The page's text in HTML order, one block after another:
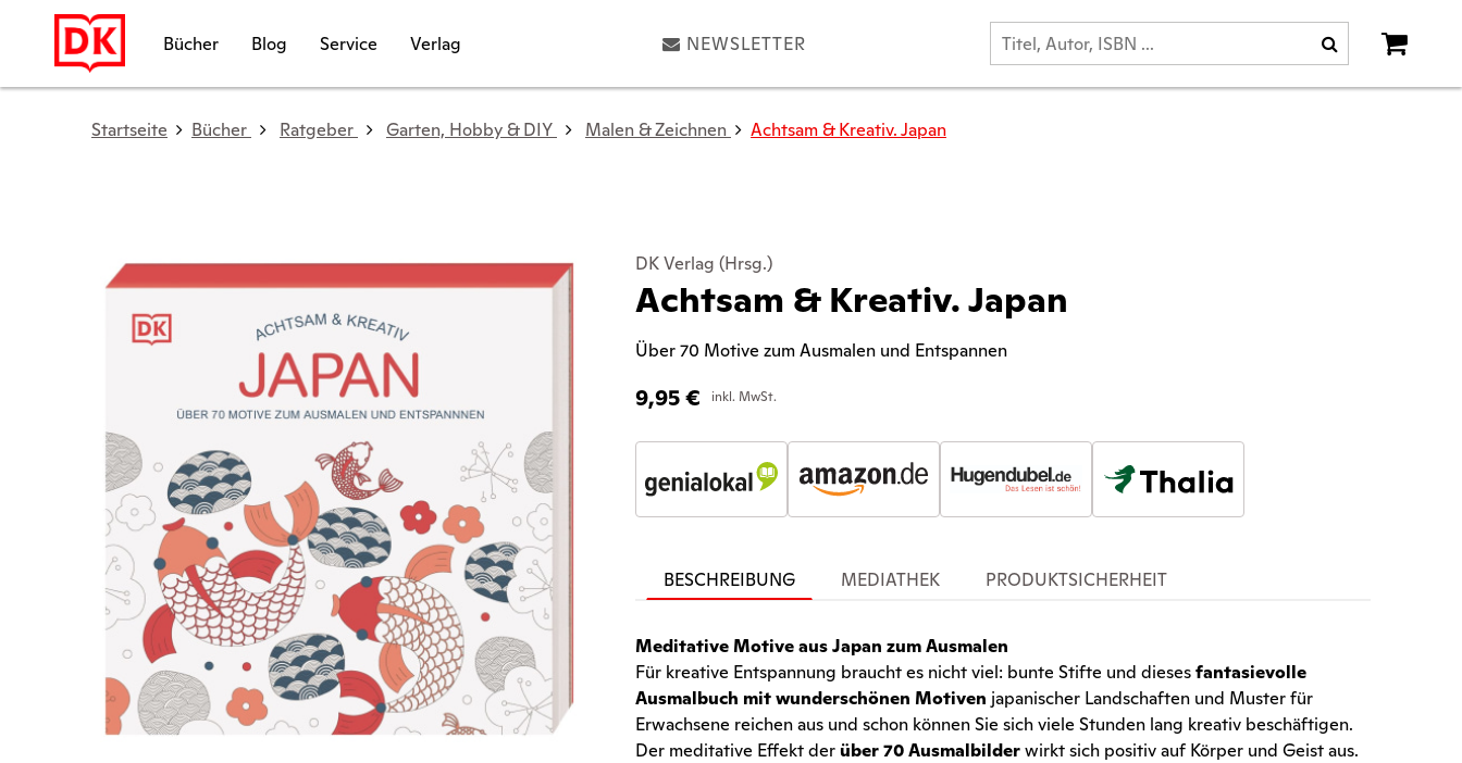
Bücher Blog Service Verlag NEWSLETTER
Startseite Bücher Ratgeber Garten, Hobby & DIY Malen & Zeichnen Achtsam & Kreativ. Japan
DK Verlag (Hrsg.)
Achtsam & Kreativ. Japan
Über 70 Motive zum Ausmalen und Entspannen
9,95€ inkl. MwSt.
BESCHREIBUNG MEDIATHEK PRODUKTSICHERHEIT
Meditative Motive aus Japan zum Ausmalen
Für kreative Entspannung braucht es nicht viel: bunte Stifte und diesesfantasievolle
Ausmalbuch mit wunderschönen Motiven japanischer Landschaften und Muster für
Erwachsene reichen aus und schon können Sie sich viele Stunden lang kreativ beschäftigen.
Der meditative Effekt derüber 70 Ausmalbilderwirkt sich positiv auf Körper und Geist aus.